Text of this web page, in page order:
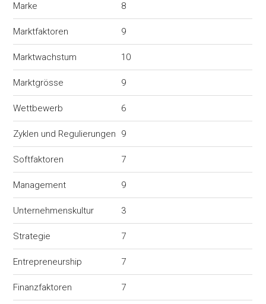
Marke 8
Marktfaktoren 9
Marktwachstum 10
Marktgrösse 9
Wettbewerb 6
Zyklen und Regulierungen 9
Softfaktoren 7
Management 9
Unternehmenskultur 3
Strategie 7
Entrepreneurship 7
Finanzfaktoren 7